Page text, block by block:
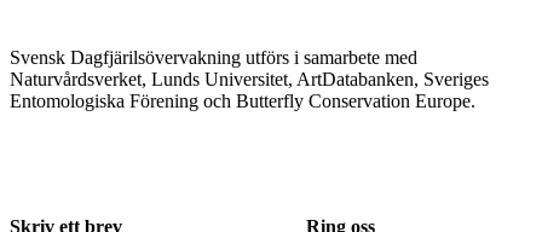
Svensk Dagfjärilsövervakning utförs i samarbete med
Naturvårdsverket, Lunds Universitet, ArtDatabanken, Sveriges
Entomologiska Förening och Butterfly Conservation Europe.
Skriv ett brev Ring oss